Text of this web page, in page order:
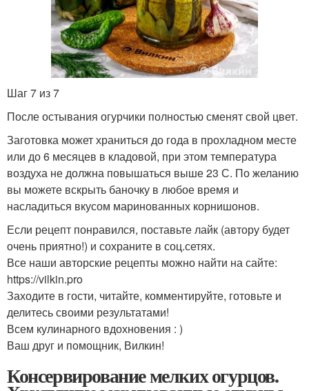
Шаг 7 из 7
После остывания огурчики полностью сменят свой цвет.
Заготовка может храниться до года в прохладном месте
или до 6 месяцев в кладовой, при этом температура
воздуха не должна повышаться выше 23 С. По желанию
вы можете вскрыть баночку в любое время и
насладиться вкусом маринованных корнишонов.
Если рецепт понравился, поставьте лайк (автору будет
очень приятно!) и сохраните в соц.сетях.
Все наши авторские рецепты можно найти на сайте:
https://vilkin.pro
Заходите в гости, читайте, комментируйте, готовьте и
делитесь своими результатами!
Всем кулинарного вдохновения : )
Ваш друг и помощник, Вилкин!
Консервирование мелких огурцов.